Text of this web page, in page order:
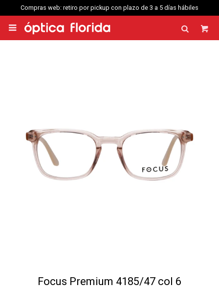
Compras web: retiro por pickup con plazo de 3 a 5 días hábiles

Focus Premium 4185/47 col 6